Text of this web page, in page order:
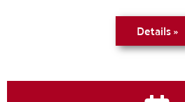
Details »